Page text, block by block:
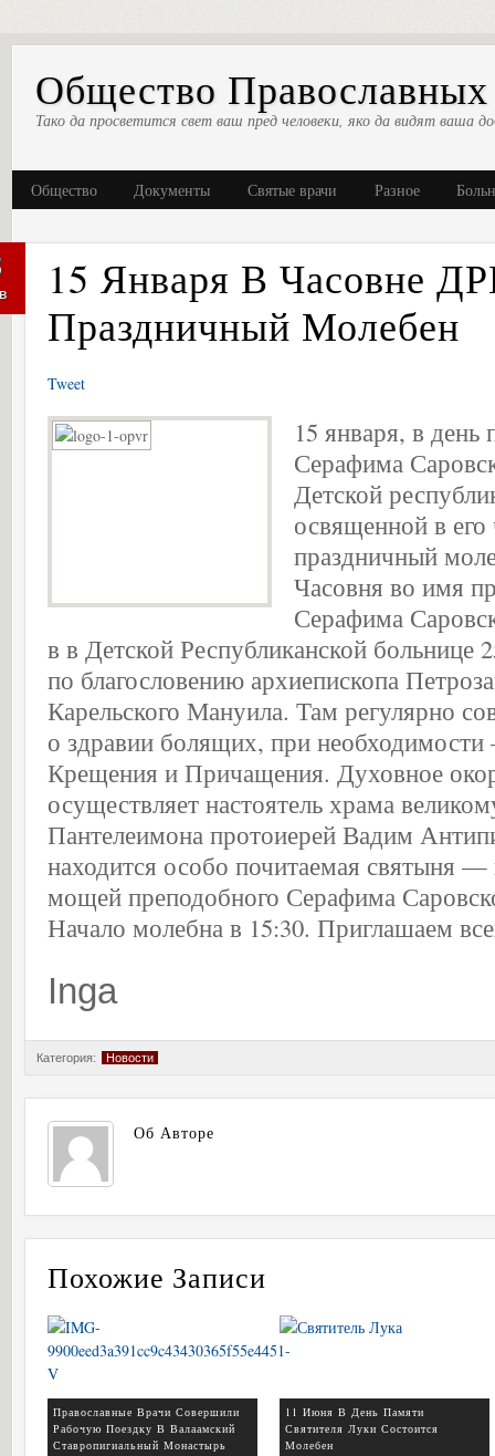
Общество
Тако да просветится свет ваш пред человеки, яко да видят
Общество Документы Святые врачи Разное
15 Января В Часовне
Праздничный Молебен
Tweet
15 января, в день
Серафима
Детской
освященной в его
праздничный
Часовня во имя
Серафима
в в Детской Республиканской больнице
по благословению архиепископа
Карельского Мануила. Там регулярно
о здравии болящих, при необходимости
Крещения и Причащения. Духовное
осуществляет настоятель храма
Пантелеимона протоиерей Вадим
находится особо почитаемая святыня —
мощей преподобного Серафима
Начало молебна в 15:30. Приглашаем
Inga
Категория: Новости
Об Авторе
Похожие Записи
Православные Врачи Совершили
Рабочую Поездку В Валаамский
Ставропигиальный Монастырь
11 Июня В День Памяти
Святителя Луки Состоится
Молебен